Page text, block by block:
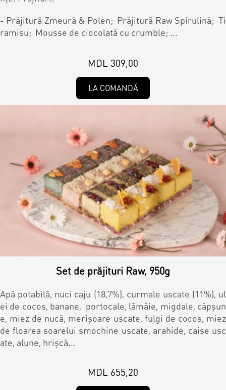
- Prăjitură Zmeură & Polen; Prăjitură Raw Spirulină; Ti
ramisu; Mousse de ciocolată cu crumble; ...
MDL 309,00
LA COMANDĂ
Set de prăjituri Raw, 950g
Apă potabilă, nuci caju (18,7%), curmale uscate (11%), ul
ei de cocos, banane, portocale, lămâie, migdale, căpșun
e, miez de nucă, merişoare uscate, fulgi de cocos, miez
de floarea soarelui smochine uscate, arahide, caise usc
ate, alune, hrișcă...
MDL 655,20